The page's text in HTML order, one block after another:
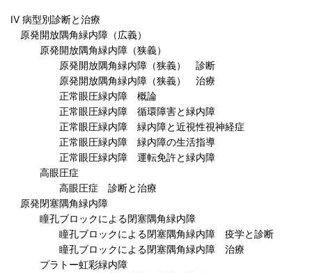
IV 病型別診断と治療
原発開放隅角緑内障（広義）
原発開放隅角緑内障（狭義）
原発開放隅角緑内障（狭義） 診断
原発開放隅角緑内障（狭義） 治療
正常眼圧緑内障 概論
正常眼圧緑内障 循環障害と緑内障
正常眼圧緑内障 緑内障と近視性視神経症
正常眼圧緑内障 緑内障の生活指導
正常眼圧緑内障 運転免許と緑内障
高眼圧症
高眼圧症 診断と治療
原発閉塞隅角緑内障
瞳孔ブロックによる閉塞隅角緑内障
瞳孔ブロックによる閉塞隅角緑内障 疫学と診断
瞳孔ブロックによる閉塞隅角緑内障 治療
プラトー虹彩緑内障